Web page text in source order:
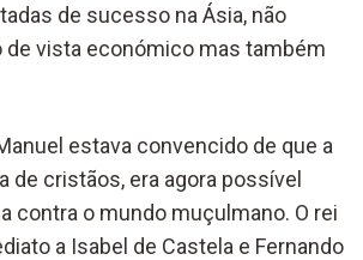
de sucesso na Ásia, não
de vista económico mas também
estava convencido de que a
de cristãos, era agora possível
contra o mundo muçulmano. O rei
a Isabel de Castela e Fernando